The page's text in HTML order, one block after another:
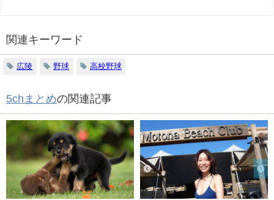
関連キーワード
広陵 野球 高校野球
5chまとめの関連記事